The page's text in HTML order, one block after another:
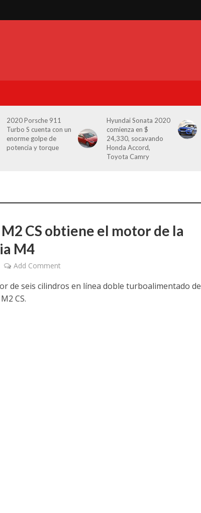
2020 Porsche 911
Turbo S cuenta con un
enorme golpe de
potencia y torque
Hyundai Sonata 2020
comienza en $
24,330, socavando
Honda Accord,
Toyota Camry
CS obtiene el motor de la
M4
Add Comment
de seis cilindros en línea doble turboalimentado de
CS.